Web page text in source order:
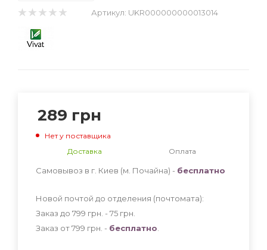
Артикул: UKR000000000013014
289 грн
Нет у поставщика
Доставка
Оплата
Самовывоз в г. Киев (м. Почайна) - бесплатно
Новой почтой до отделения (почтомата):
Заказ до 799 грн. - 75 грн
Заказ от 799 грн. - бесплатно